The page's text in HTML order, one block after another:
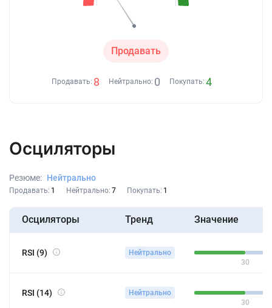
Продавать
Продавать: 8 Нейтрально: 0 Покупать: 4
Осциляторы
Резюме: Нейтрально
Продавать: 1 Нейтрально: 7 Покупать: 1
Осциляторы Тренд Значение
RSI (9) Нейтрально
30
RSI (14) Нейтрально
30